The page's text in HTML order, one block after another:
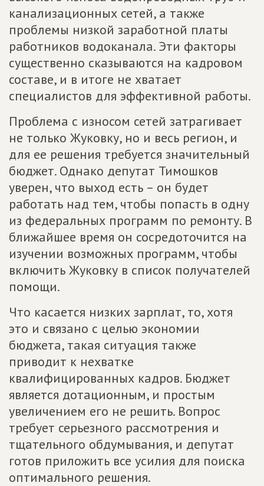
канализационных сетей, а также
проблемы низкой заработной платы
работников водоканала. Эти факторы
существенно сказываются на кадровом
составе, и в итоге не хватает
специалистов для эффективной работы.
Проблема с износом сетей затрагивает
не только Жуковку, но и весь регион, и
для ее решения требуется значительный
бюджет. Однако депутат Тимошков
уверен, что выход есть – он будет
работать над тем, чтобы попасть в одну
из федеральных программ по ремонту. В
ближайшее время он сосредоточится на
изучении возможных программ, чтобы
включить Жуковку в список получателей
помощи.
Что касается низких зарплат, то, хотя
это и связано с целью экономии
бюджета, такая ситуация также
приводит к нехватке
квалифицированных кадров. Бюджет
является дотационным, и простым
увеличением его не решить. Вопрос
требует серьезного рассмотрения и
тщательного обдумывания, и депутат
готов приложить все усилия для поиска
оптимального решения.